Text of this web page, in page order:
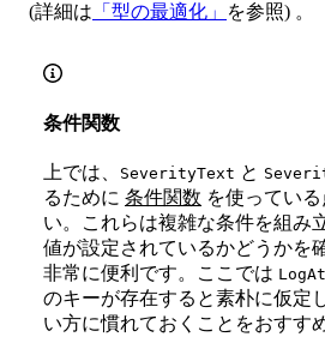
(詳細は 「型の最適化」 を参照) 。
条件関数
上では、 SeverityText と
るために 条件関数 を使ってい
い。これらは複雑な条件を組み
値が設定されているかどうかを
非常に便利です。ここでは
のキーが存在すると素朴に仮定
い方に慣れておくことをおすす